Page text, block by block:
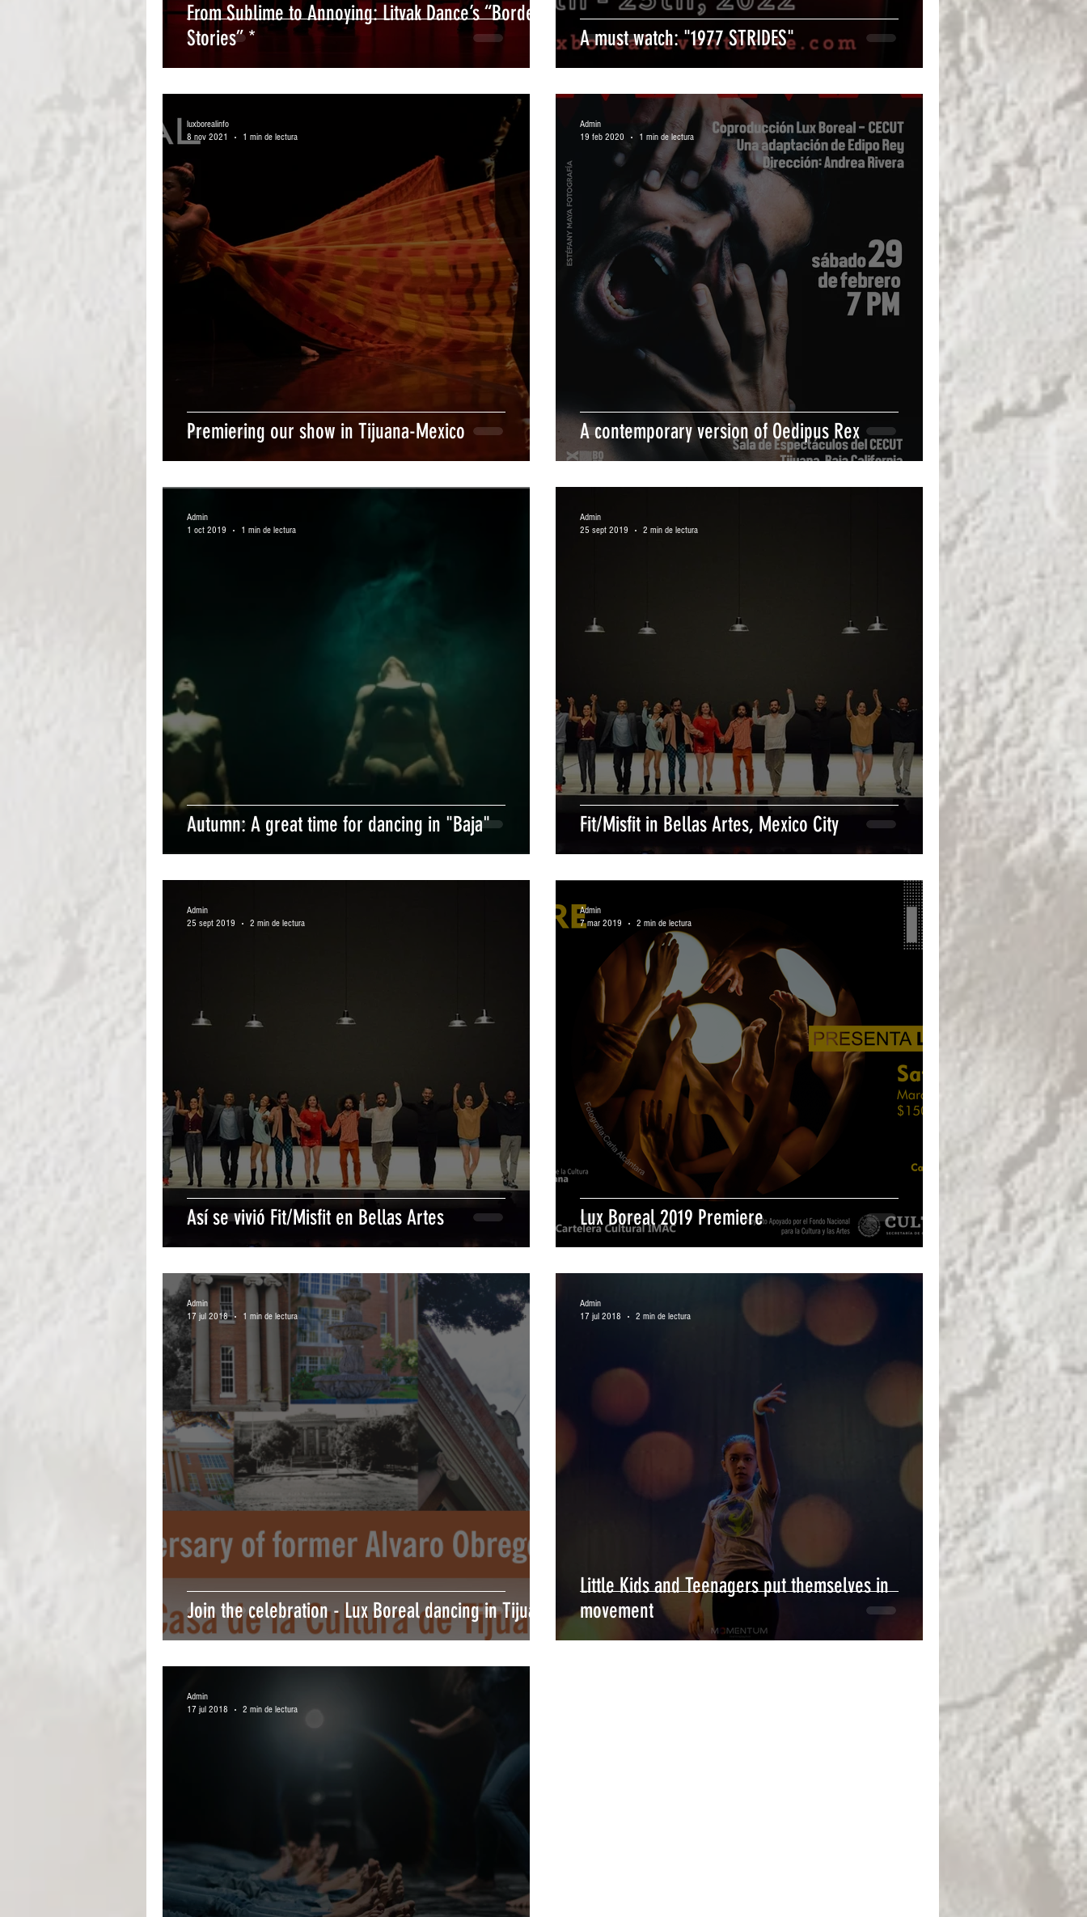
From Sublime to Annoying: Litvak Dance’s “Border
Stories” *
A must watch: "1977 STRIDES"
Premiering our show in Tijuana-Mexico
luxborealinfo
8 nov 2021
1 min de lectura
A contemporary version of Oedipus Rex
Admin
19 feb 2020
1 min de lectura
Autumn: A great time for dancing in "Baja"
Admin
1 oct 2019
1 min de lectura
Fit/Misfit in Bellas Artes, Mexico City
Admin
25 sept 2019
2 min de lectura
Así se vivió Fit/Misfit en Bellas Artes
Admin
25 sept 2019
2 min de lectura
Lux Boreal 2019 Premiere
Admin
7 mar 2019
2 min de lectura
Join the celebration - Lux Boreal dancing in Tijuana
Admin
17 jul 2018
1 min de lectura
Little Kids and Teenagers put themselves in
movement
Admin
17 jul 2018
2 min de lectura
Admin
17 jul 2018
2 min de lectura